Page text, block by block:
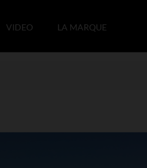
VIDEO LA MARQUE